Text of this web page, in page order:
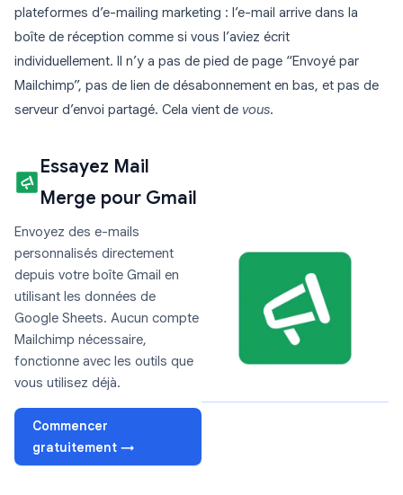
plateformes d’e-mailing marketing : l’e-mail arrive dans la
boîte de réception comme si vous l’aviez écrit
individuellement. Il n’y a pas de pied de page “Envoyé par
Mailchimp”, pas de lien de désabonnement en bas, et pas de
serveur d’envoi partagé. Cela vient de vous.
Essayez Mail
Merge pour Gmail
Envoyez des e-mails
personnalisés directement
depuis votre boîte Gmail en
utilisant les données de
Google Sheets. Aucun compte
Mailchimp nécessaire,
fonctionne avec les outils que
vous utilisez déjà.
Commencer
gratuitement →